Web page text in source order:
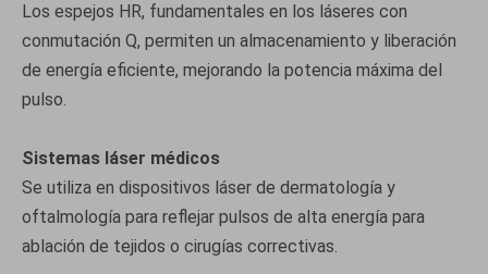
Los espejos HR, fundamentales en los láseres con
conmutación Q, permiten un almacenamiento y liberación
de energía eficiente, mejorando la potencia máxima del
pulso.
Sistemas láser médicos
Se utiliza en dispositivos láser de dermatología y
oftalmología para reflejar pulsos de alta energía para
ablación de tejidos o cirugías correctivas.